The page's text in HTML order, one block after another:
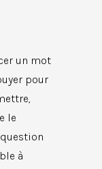
un mot
pour
le
à